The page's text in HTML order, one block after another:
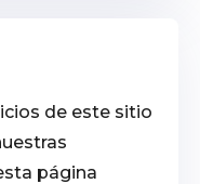
de este sitio
página